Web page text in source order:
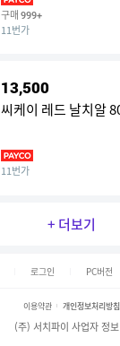
구매 999+
11번가
13,500
씨케이 레드 날치알
11번가
+ 더보기
로그인 PC버전
이용약관 개인정보처리방침
(주) 서치파이 사업자 정보